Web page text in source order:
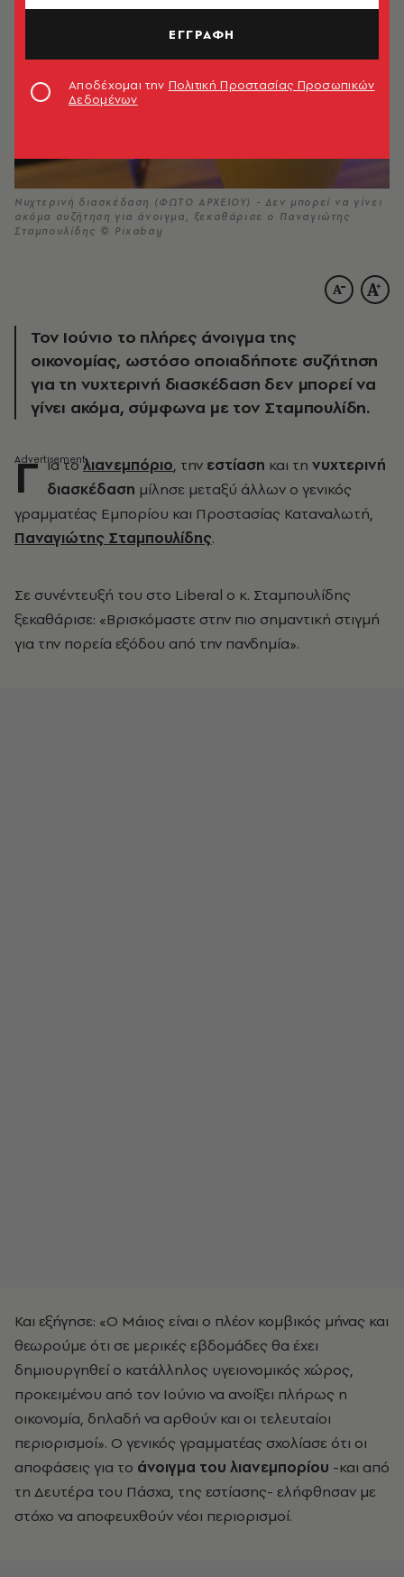
Νυχτερινή διασκέδαση (ΦΩΤΟ ΑΡΧΕΙΟΥ) - Δεν μπορεί να γίνει
ακόμα συζήτηση για άνοιγμα, ξεκαθάρισε ο Παναγιώτης
Σταμπουλίδης © Pixabay
Τον Ιούνιο το πλήρες άνοιγμα της
οικονομίας, ωστόσο οποιαδήποτε συζήτηση
για τη νυχτερινή διασκέδαση δεν μπορεί να
γίνει ακόμα, σύμφωνα με τον Σταμπουλίδη.
Γ ια τολιανεμπόριο, την εστίαση και τη νυχτερινή
διασκέδαση μίλησε μεταξύ άλλων ο γενικός
γραμματέας Εμπορίου και Προστασίας Καταναλωτή,
Παναγιώτης Σταμπουλίδης.
Σε συνέντευξή του στο Liberal ο κ. Σταμπουλίδης
ξεκαθάρισε: «Βρισκόμαστε στην πιο σημαντική στιγμή
για την πορεία εξόδου από την πανδημία».
Και εξήγησε: «Ο Μάιος είναι ο πλέον κομβικός μήνας και
θεωρούμε ότι σε μερικές εβδομάδες θα έχει
δημιουργηθεί ο κατάλληλος υγειονομικός χώρος,
προκειμένου από τον Ιούνιο να ανοίξει πλήρως η
οικονομία, δηλαδή να αρθούν και οι τελευταίοι
περιορισμοί». Ο γενικός γραμματέας σχολίασε ότι οι
αποφάσεις για το άνοιγμα του λιανεμπορίου -και από
τη Δευτέρα του Πάσχα, της εστίασης- ελήφθησαν με
στόχο να αποφευχθούν νέοι περιορισμοί.
ΕΓΓΡΑΦΗ
Αποδέχομαι την Πολιτική Προστασίας Προσωπικών
Δεδομένων